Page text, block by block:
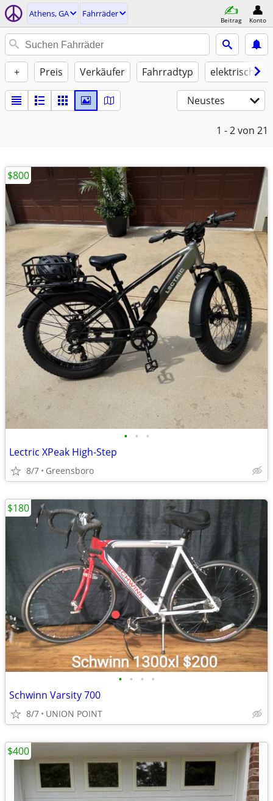
Athens, GA Fahrräder
Beitrag Konto
+ Preis Verkäufer Fahrradtyp elektrische
Neustes
1 - 2von 21
• • •
Lectric XPeak High-Step
8/7 Greensboro
$800
• • • •
Schwinn Varsity 700
8/7 UNION POINT
$180
$400